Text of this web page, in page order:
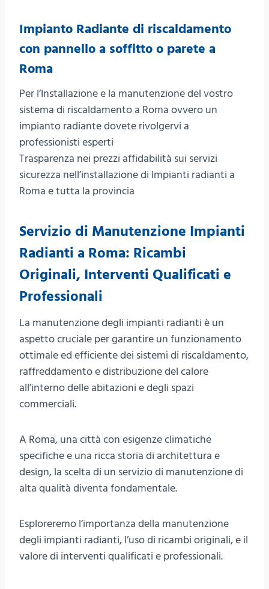
Impianto Radiante di riscaldamento
con pannello a soffitto o parete a
Roma
Per l’Installazione e la manutenzione del vostro
sistema di riscaldamento a Roma ovvero un
impianto radiante dovete rivolgervi a
professionisti esperti
Trasparenza nei prezzi affidabilità sui servizi
sicurezza nell’installazione di Impianti radianti a
Roma e tutta la provincia
Servizio di Manutenzione Impianti
Radianti a Roma: Ricambi
Originali, Interventi Qualificati e
Professionali
La manutenzione degli impianti radianti è un
aspetto cruciale per garantire un funzionamento
ottimale ed efficiente dei sistemi di riscaldamento,
raffreddamento e distribuzione del calore
all’interno delle abitazioni e degli spazi
commerciali.
A Roma, una città con esigenze climatiche
specifiche e una ricca storia di architettura e
design, la scelta di un servizio di manutenzione di
alta qualità diventa fondamentale.
Esploreremo l’importanza della manutenzione
degli impianti radianti, l’uso di ricambi originali, e il
valore di interventi qualificati e professionali.